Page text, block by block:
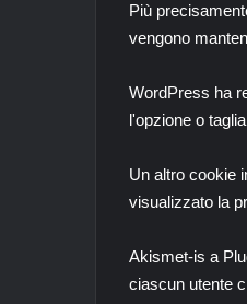
Più
vengono
WordPress ha
l'opzione o
Un altro cookie
visualizzato la
Akismet-is a
ciascun utente